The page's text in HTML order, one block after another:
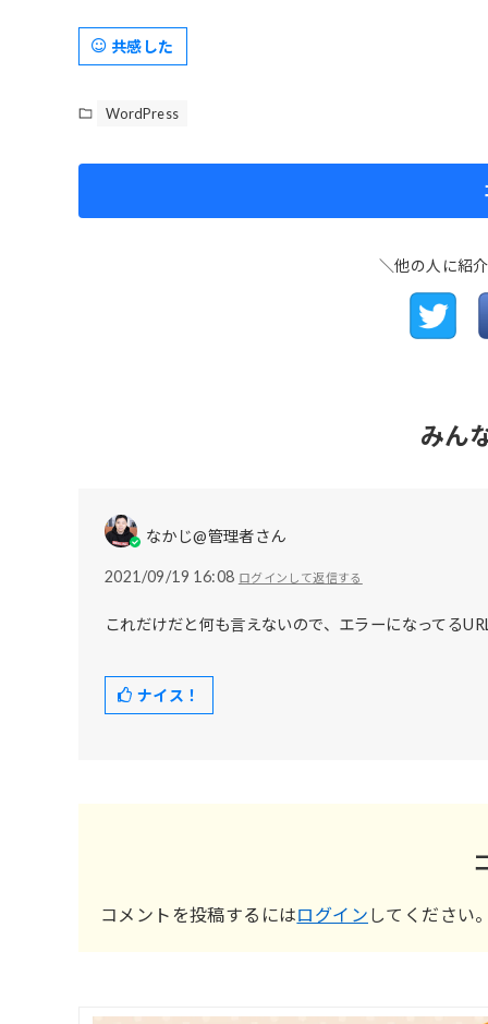
共感した
WordPress
＼他の人に紹
みん
なかじ@管理者さん
2021/09/19 16:08 ログインして返信する
これだけだと何も言えないので、エラーになってる
ナイス！
コメントを投稿するにはログイン してください